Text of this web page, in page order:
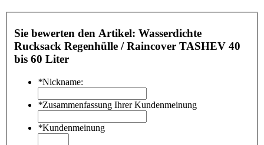
Sie bewerten den Artikel: Wasserdichte
Rucksack Regenhülle / Raincover TASHEV 40
bis 60 Liter
*Nickname:
*Zusammenfassung Ihrer Kundenmeinung
*Kundenmeinung